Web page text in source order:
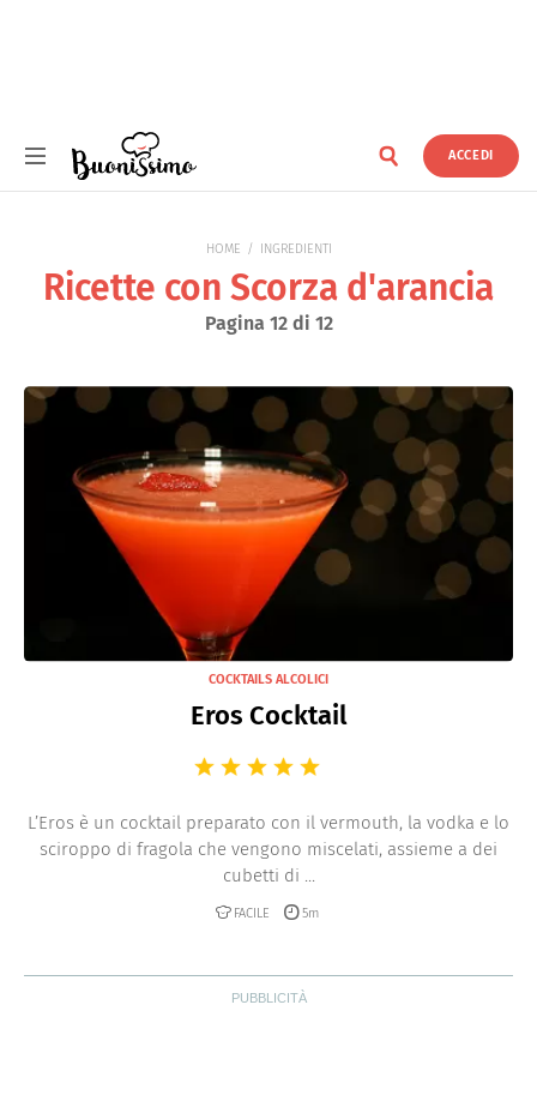
ACCEDI
HOME INGREDIENTI
Ricette con Scorza d'arancia
Pagina 12 di 12
COCKTAILS ALCOLICI
Eros Cocktail
L’Eros è un cocktail preparato con il vermouth, la vodka e lo
sciroppo di fragola che vengono miscelati, assieme a dei
cubetti di ...
FACILE 5m